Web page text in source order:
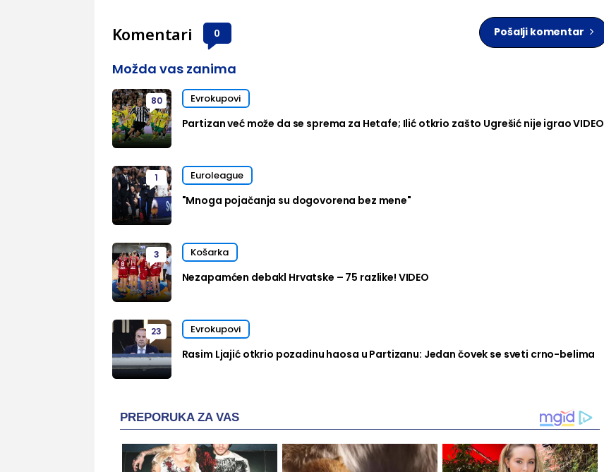
Komentari 0 Pošalji komentar
Možda vas zanima
80 Evrokupovi
Partizan već može da se sprema za Hetafe; Ilić otkrio zašto Ugrešić nije igrao VIDEO
1 Euroleague
"Mnoga pojačanja su dogovorena bez mene"
3 Košarka
Nezapamćen debakl Hrvatske – 75 razlike! VIDEO
23 Evrokupovi
Rasim Ljajić otkrio pozadinu haosa u Partizanu: Jedan čovek se sveti crno-belima
PREPORUKA ZA VAS